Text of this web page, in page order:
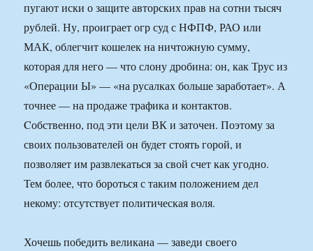
пугают иски о защите авторских прав на сотни тысяч
рублей. Ну, проиграет огр суд с НФПФ, РАО или
МАК, облегчит кошелек на ничтожную сумму,
которая для него — что слону дробина: он, как Трус из
«Операции Ы» — «на русалках больше заработает». А
точнее — на продаже трафика и контактов.
Cобственно, под эти цели ВК и заточен. Поэтому за
своих пользователей он будет стоять горой, и
позволяет им развлекаться за свой счет как угодно.
Тем более, что бороться с таким положением дел
некому: отсутствует политическая воля.
Хочешь победить великана — заведи своего